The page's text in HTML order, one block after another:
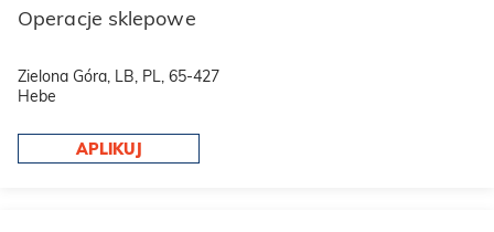
Operacje sklepowe
Zielona Góra, LB, PL, 65-427
Hebe
APLIKUJ